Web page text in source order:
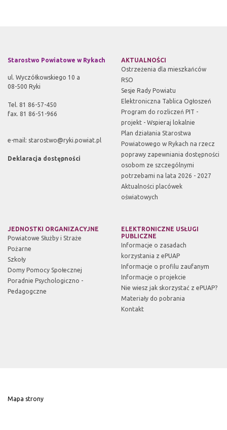
Starostwo Powiatowe w Rykach
ul. Wyczółkowskiego 10 a
08-500 Ryki
Tel. 81 86-57-450
fax. 81 86-51-966
e-mail: starostwo@ryki.powiat.pl
Deklaracja dostępności
AKTUALNOŚCI
Ostrzeżenia dla mieszkańców
RSO
Sesje Rady Powiatu
Elektroniczna Tablica Ogłoszeń
Program do rozliczeń PIT -
projekt - Wspieraj lokalnie
Plan działania Starostwa
Powiatowego w Rykach na rzecz
poprawy zapewniania dostępności
osobom ze szczególnymi
potrzebami na lata 2026 - 2027
Aktualności placówek
oświatowych
JEDNOSTKI ORGANIZACYJNE
Powiatowe Służby i Straże
Pożarne
Szkoły
Domy Pomocy Społecznej
Poradnie Psychologiczno -
Pedagogczne
ELEKTRONICZNE USŁUGI
PUBLICZNE
Informacje o zasadach
korzystania z ePUAP
Informacje o profilu zaufanym
Informacje o projekcie
Nie wiesz jak skorzystać z ePUAP?
Materiały do pobrania
Kontakt
Mapa strony